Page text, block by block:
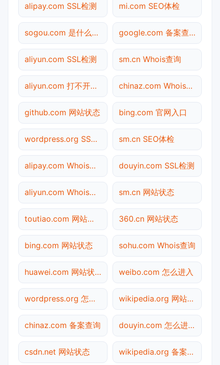
alipay.com SSL检测 mi.com SEO体检
sogou.com 是什么网站 google.com 备案查询
aliyun.com SSL检测 sm.cn Whois查询
aliyun.com 打不开检测 chinaz.com Whois查询
github.com 网站状态 bing.com 官网入口
wordpress.org SSL检测 sm.cn SEO体检
alipay.com Whois查询 douyin.com SSL检测
aliyun.com Whois查询 sm.cn 网站状态
toutiao.com 网站状态 360.cn 网站状态
bing.com 网站状态 sohu.com Whois查询
huawei.com 网站状态 weibo.com 怎么进入
wordpress.org 怎么进入 wikipedia.org 网站状态
chinaz.com 备案查询 douyin.com 怎么进入
csdn.net 网站状态 wikipedia.org 备案查询